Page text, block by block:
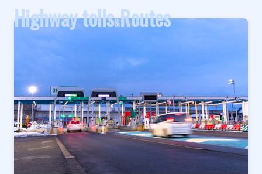
Highway tolls&Routes